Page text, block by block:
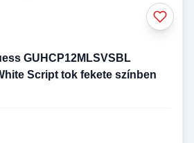
GUHCP12MLSVSBL
Script tok fekete színben